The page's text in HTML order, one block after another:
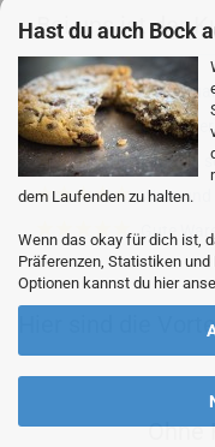
Hast du auch Bock
dem Laufenden zu halten.
Wenn das okay für dich ist,
Präferenzen, Statistiken
Optionen kannst du hier
Bei uns ist der
Gute
Einfach,
Ware und
Gute
Hier sind die
Ohne